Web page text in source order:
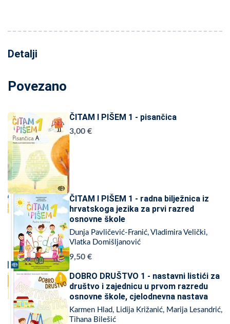
Detalji
Povezano
ČITAM I PIŠEM 1 - pisančica
3,00 €
ČITAM I PIŠEM 1 - radna bilježnica iz
hrvatskoga jezika za prvi razred
osnovne škole
Dunja Pavličević-Franić, Vladimira Velički,
Vlatka Domišljanović
9,50 €
DOBRO DRUŠTVO 1 - nastavni listići za
društvo i zajednicu u prvom razredu
osnovne škole, cjelodnevna nastava
Karmen Hlad, Lidija Križanić, Marija Lesandrić,
Tihana Bilešić